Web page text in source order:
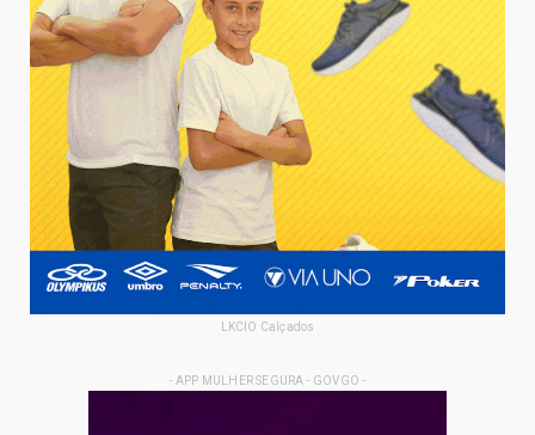
LKCIO Calçados
- APP MULHER SEGURA - GOVGO -